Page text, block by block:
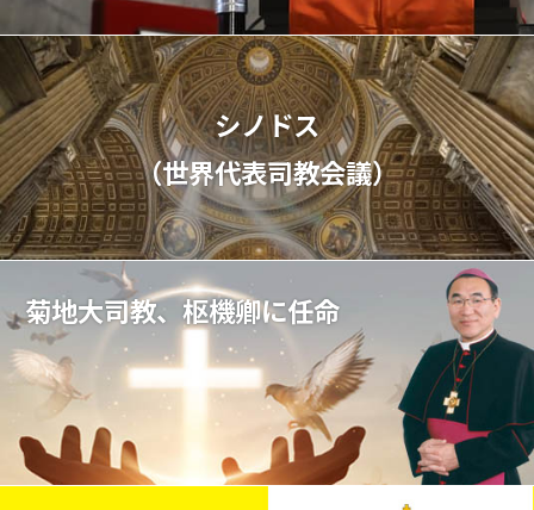
シノドス
（世界代表司教会議）
菊地大司教、枢機卿に任命